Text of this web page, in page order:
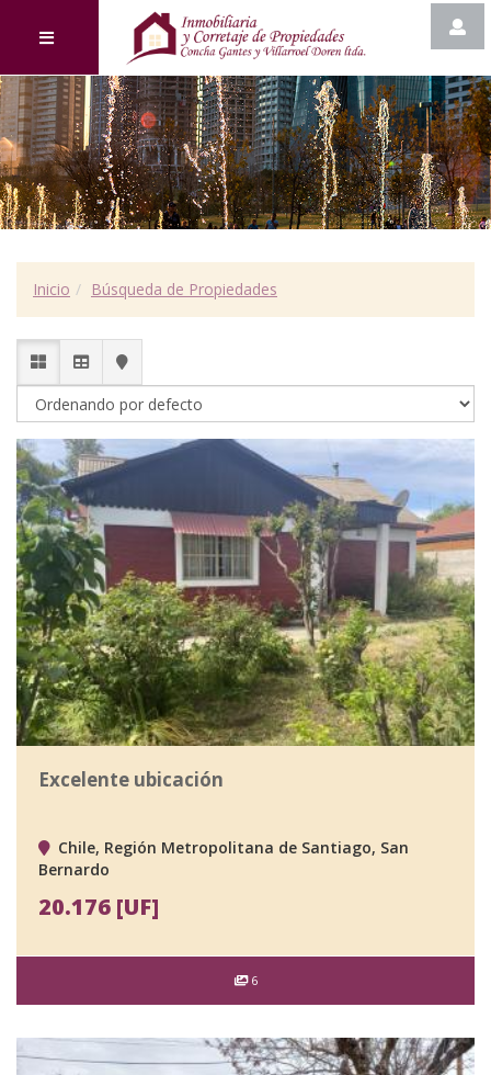
Inicio Búsqueda de Propiedades
Excelente ubicación
Chile, Región Metropolitana de Santiago, San
Bernardo
20.176 [UF]
6